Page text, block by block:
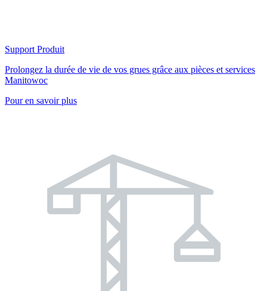
Support Produit
Prolongez la durée de vie de vos grues grâce aux pièces et services
Manitowoc
Pour en savoir plus